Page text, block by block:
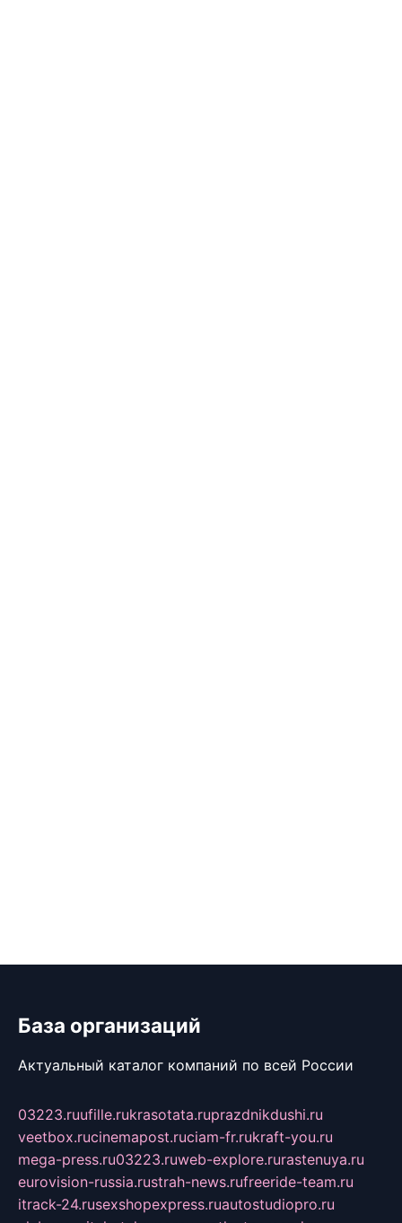
База организаций
Актуальный каталог компаний по всей России
03223.ruufille.rukrasotata.ruprazdnikdushi.ru
veetbox.rucinemapost.ruciam-fr.rukraft-you.ru
mega-press.ru03223.ruweb-explore.rurastenuya.ru
eurovision-russia.rustrah-news.rufreeride-team.ru
itrack-24.rusexshopexpress.ruautostudiopro.ru